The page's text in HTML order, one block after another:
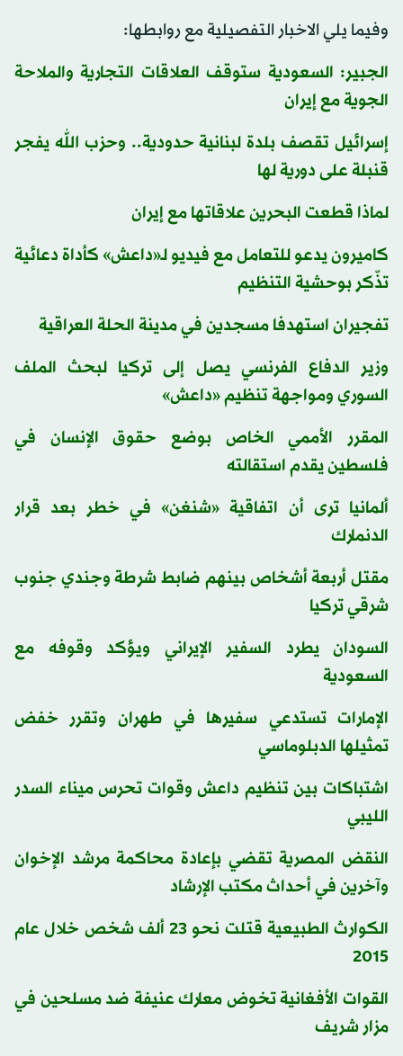
وفيما يلي الاخبار التفصيلية مع روابطها:
الجبير: السعودية ستوقف العلاقات التجارية والملاحة
الجوية مع إيران
إسرائيل تقصف بلدة لبنانية حدودية.. وحزب الله يفجر
قنبلة على دورية لها
لماذا قطعت البحرين علاقاتها مع إيران
كاميرون يدعو للتعامل مع فيديو لـ«داعش» كأداة دعائية
تذّكر بوحشية التنظيم
تفجيران استهدفا مسجدين في مدينة الحلة العراقية
وزير الدفاع الفرنسي يصل إلى تركيا لبحث الملف
السوري ومواجهة تنظيم «داعش»
المقرر الأممي الخاص بوضع حقوق الإنسان في
فلسطين يقدم استقالته
ألمانيا ترى أن اتفاقية «شنغن» في خطر بعد قرار
الدنمارك
مقتل أربعة أشخاص بينهم ضابط شرطة وجندي جنوب
شرقي تركيا
السودان يطرد السفير الإيراني ويؤكد وقوفه مع
السعودية
الإمارات تستدعي سفيرها في طهران وتقرر خفض
تمثيلها الدبلوماسي
اشتباكات بين تنظيم داعش وقوات تحرس ميناء السدر
الليبي
النقض المصرية تقضي بإعادة محاكمة مرشد الإخوان
وآخرين في أحداث مكتب الإرشاد
الكوارث الطبيعية قتلت نحو 23 ألف شخص خلال عام
2015
القوات الأفغانية تخوض معارك عنيفة ضد مسلحين في
مزار شريف